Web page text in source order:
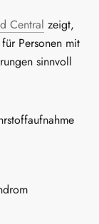
Central zeigt,
Personen mit
sinnvoll